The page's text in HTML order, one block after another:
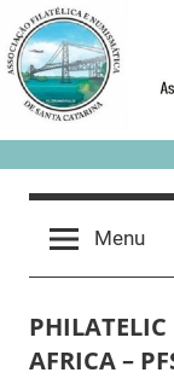
Skip
to
content
Menu
PHILATELIC
AFRICA –